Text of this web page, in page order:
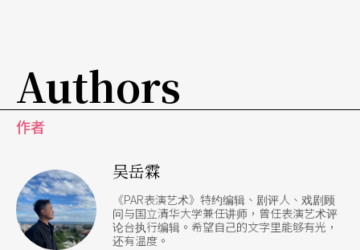
Authors
作者
吴岳霖
《PAR表演艺术》特约编辑、剧评人、戏剧顾
问与国立清华大学兼任讲师，曾任表演艺术评
论台执行编辑。希望自己的文字里能够有光，
还有温度。